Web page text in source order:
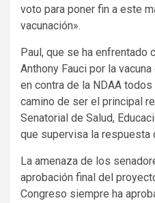
voto para poner fin a este
vacunación».
Paul, que se ha enfrentado
Anthony Fauci por la
en contra de la NDAA
camino de ser el principal
Senatorial de Salud,
que supervisa la respuesta
La amenaza de los
aprobación final del
Congreso siempre ha